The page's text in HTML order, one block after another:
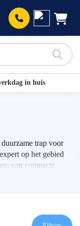
in huis
trap voor
op het gebied
van compacte
beste bij jou en je